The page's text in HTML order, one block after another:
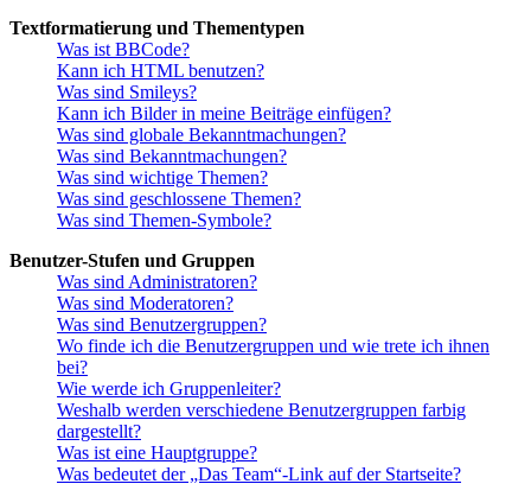
Textformatierung und Thementypen
Was ist BBCode?
Kann ich HTML benutzen?
Was sind Smileys?
Kann ich Bilder in meine Beiträge einfügen?
Was sind globale Bekanntmachungen?
Was sind Bekanntmachungen?
Was sind wichtige Themen?
Was sind geschlossene Themen?
Was sind Themen-Symbole?
Benutzer-Stufen und Gruppen
Was sind Administratoren?
Was sind Moderatoren?
Was sind Benutzergruppen?
Wo finde ich die Benutzergruppen und wie trete ich ihnen
bei?
Wie werde ich Gruppenleiter?
Weshalb werden verschiedene Benutzergruppen farbig
dargestellt?
Was ist eine Hauptgruppe?
Was bedeutet der „Das Team“-Link auf der Startseite?